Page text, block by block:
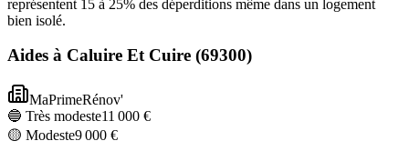
représentent 15 à 25% des déperditions même dans un logement
bien isolé.
Aides à Caluire Et Cuire (69300)
MaPrimeRénov'
🔵 Très modeste11 000 €
🟡 Modeste9 000 €